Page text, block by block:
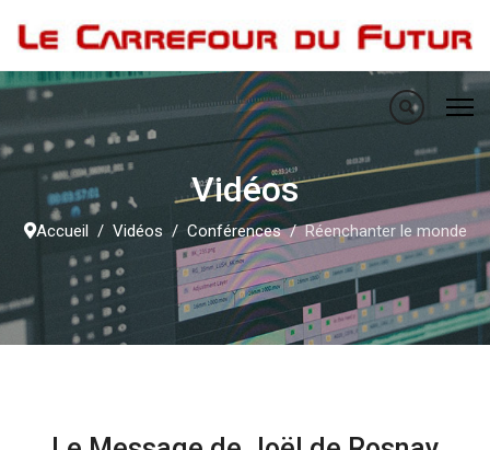
Vidéos
Accueil Vidéos Conférences Réenchanter le monde